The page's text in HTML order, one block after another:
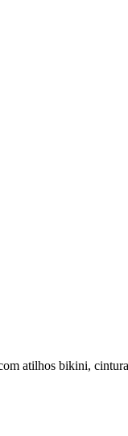
atilhos bikini,